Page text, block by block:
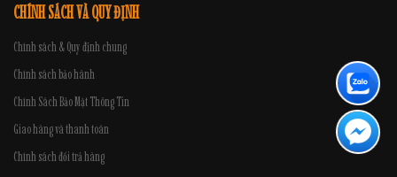
CHÍNH SÁCH VÀ QUY ĐỊNH
Chính sách & Quy định chung
Chính sách bảo hành
Chính Sách Bảo Mật Thông Tin
Giao hàng và thanh toán
Chính sách đổi trả hàng